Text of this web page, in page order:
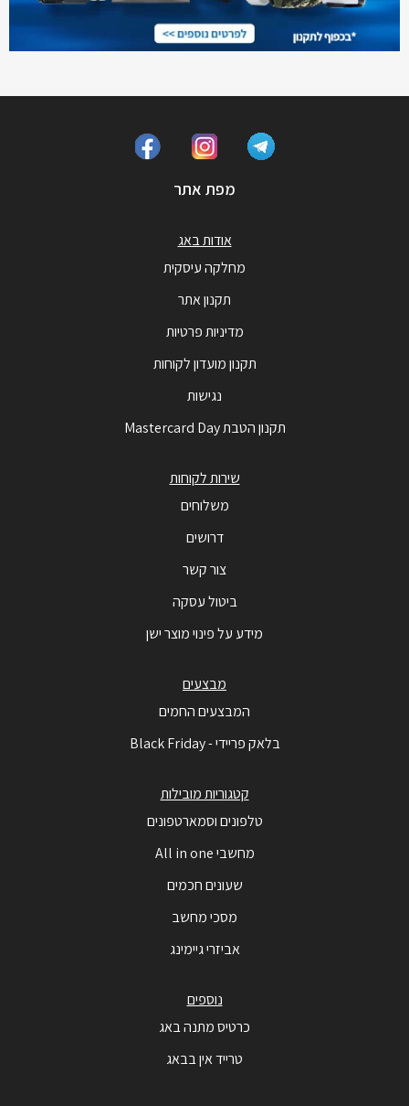
מפת אתר
אודות באג
מחלקה עיסקית
תקנון אתר
מדיניות פרטיות
תקנון מועדון לקוחות
נגישות
תקנון הטבת Mastercard Day
שירות לקוחות
משלוחים
דרושים
צור קשר
ביטול עסקה
מידע על פינוי מוצר ישן
מבצעים
המבצעים החמים
בלאק פריידי - Black Friday
קטגוריות מובילות
טלפונים וסמארטפונים
מחשבי All in one
שעונים חכמים
מסכי מחשב
אביזרי גיימינג
נוספים
כרטיס מתנה באג
טרייד אין בבאג